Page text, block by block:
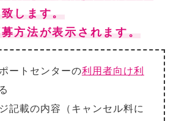
します。
方法が表示されます。
ートセンターの利用者向け利
記載の内容（キャンセル料に